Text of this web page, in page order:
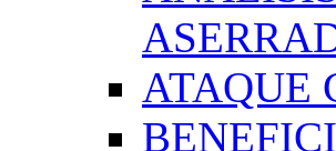
ATAQUE